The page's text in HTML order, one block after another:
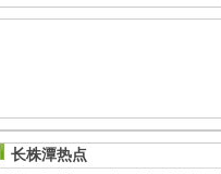
长株潭热点